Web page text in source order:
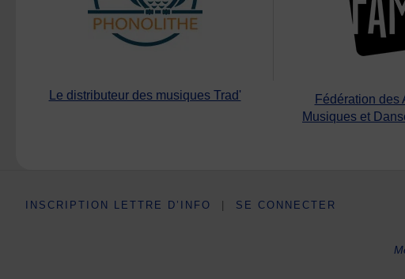
Le distributeur des musiques Trad'
Fédération des
Musiques et
INSCRIPTION LETTRE D’INFO | SE CONNECTER